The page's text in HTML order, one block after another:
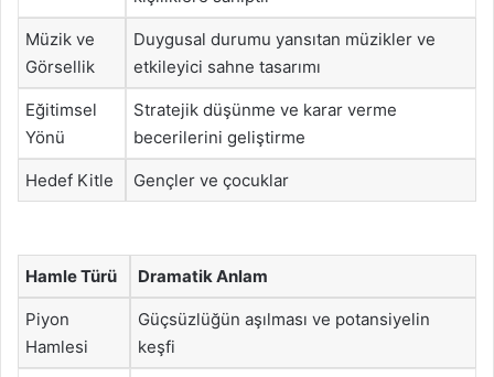
Müzik ve
Görsellik
Duygusal durumu yansıtan müzikler ve
etkileyici sahne tasarımı
Eğitimsel
Yönü
Stratejik düşünme ve karar verme
becerilerini geliştirme
Hedef Kitle Gençler ve çocuklar
Hamle Türü Dramatik Anlam
Piyon
Hamlesi
Güçsüzlüğün aşılması ve potansiyelin
keşfi